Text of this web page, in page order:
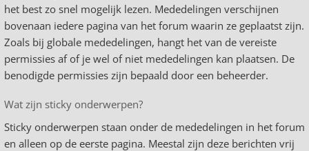
het best zo snel mogelijk lezen. Mededelingen verschijnen
bovenaan iedere pagina van het forum waarin ze geplaatst zijn.
Zoals bij globale mededelingen, hangt het van de vereiste
permissies af of je wel of niet mededelingen kan plaatsen. De
benodigde permissies zijn bepaald door een beheerder.
Wat zijn sticky onderwerpen?
Sticky onderwerpen staan onder de mededelingen in het forum
en alleen op de eerste pagina. Meestal zijn deze berichten vrij